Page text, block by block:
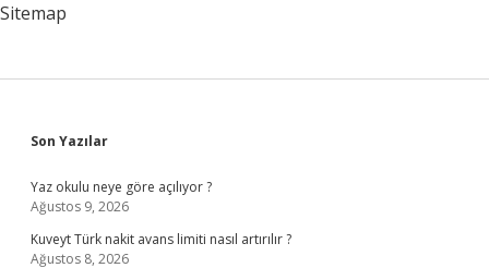
Sitemap
Sidebar
Son Yazılar
Yaz okulu neye göre açılıyor ?
Ağustos 9, 2026
Kuveyt Türk nakit avans limiti nasıl artırılır ?
Ağustos 8, 2026